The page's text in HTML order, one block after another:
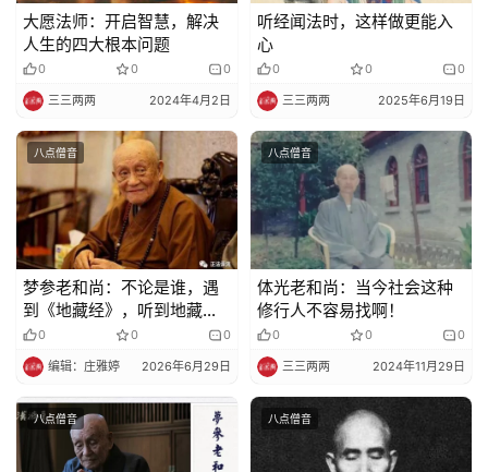
免
责
声
明
大愿法师：开启智慧，解决
人生的四大根本问题
0 0 0
三三两两 2024年4月2日
听经闻法时，这样做更能入
心
0 0 0
三三两两 2025年6月19日
八点僧音
梦参老和尚：不论是谁，遇
到《地藏经》，听到地藏王
菩萨圣号都能成佛
0 0 0
编辑：庄雅婷 2026年6月29日
八点僧音
体光老和尚：当今社会这种
修行人不容易找啊！
0 0 0
三三两两 2024年11月29日
八点僧音 八点僧音